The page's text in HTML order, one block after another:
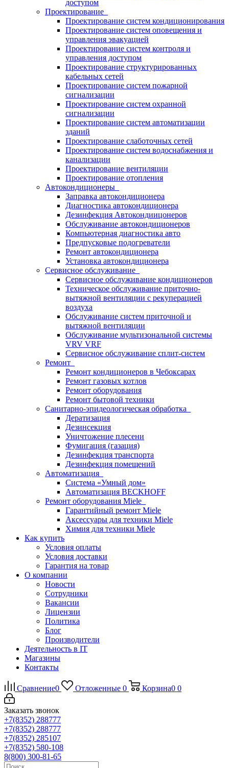
доступом
Проектирование
Проектирование систем кондиционирования
Проектирование систем оповещения и
управления эвакуацией
Проектирование систем контроля и
управления доступом
Проектирование структурированных
кабельных сетей
Проектирование систем пожарной
сигнализации
Проектирование систем охранной
сигнализации
Проектирование систем автоматизации
зданий
Проектирование слаботочных сетей
Проектирование систем водоснабжения и
канализации
Проектирование вентиляции
Проектирование отопления
Автокондиционеры
Заправка автокондиционера
Диагностика автокондиционера
Дезинфекция Автокондиицонеров
Обслуживание автокондиционеров
Компьютерная диагностика авто
Предпусковые подогреватели
Ремонт автокондиционера
Установка автокондиционера
Сервисное обслуживание
Сервисное обслуживание кондиционеров
Техническое обслуживание приточно-
вытяжной вентиляции с рекуперацией
воздуха
Обслуживание систем приточной и
вытяжной вентиляции
Обслуживание мультизональной системы
VRV VRF
Сервисное обслуживание сплит-систем
Ремонт
Ремонт кондиционеров в Чебоксарах
Ремонт газовых котлов
Ремонт оборудования
Ремонт бытовой техники
Санитарно-эпидеологическая обработка
Дератизация
Дезинсекция
Уничтожение плесени
Фумигация (газация)
Дезинфекция транспорта
Дезинфекция помещений
Автоматизация
Система «Умный дом»
Автоматизация BECKHOFF
Ремонт оборудования Miele
Гарантийный ремонт Miele
Аксессуары для техники Miele
Химия для техники Miele
Как купить
Условия оплаты
Условия доставки
Гарантия на товар
О компании
Новости
Сотрудники
Вакансии
Лицензии
Политика
Блог
Производители
Деятельность в IT
Магазины
Контакты
Сравнение0 Отложенные 0 Корзина0 0
Заказать звонок
+7(8352) 288777
+7(8352) 288777
+7(8352) 285107
+7(8352) 580-108
8(800) 300-81-65